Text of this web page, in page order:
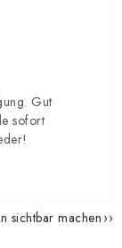
Gut
sofort
sichtbar machen